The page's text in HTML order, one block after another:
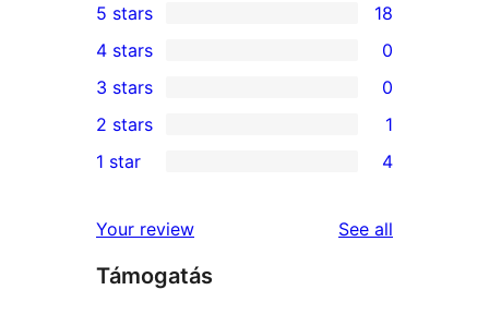
18
5-
star
reviews
5 stars 18
4-
star
reviews
4 stars 0
0
3-
star
3 stars 0
2-
review
2 stars 1
star
reviews
1 star 4
Your review See all
Támogatás